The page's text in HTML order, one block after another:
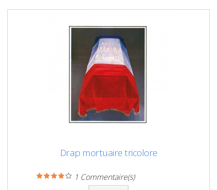
Drap mortuaire tricolore
1 Commentaire(s)